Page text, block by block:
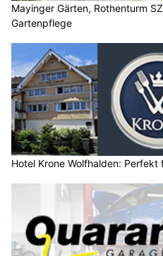
Mayinger Gärten, Rothenturm
Gartenpflege
Hotel Krone Wolfhalden: Perfekt